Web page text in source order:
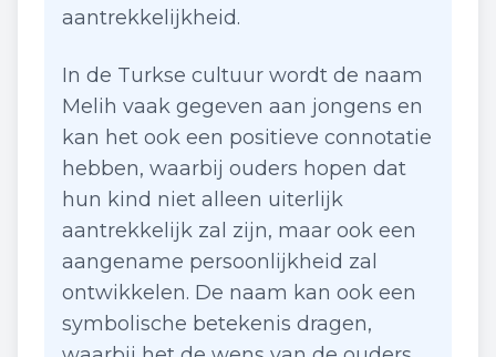
aantrekkelijkheid.
In de Turkse cultuur wordt de naam
Melih vaak gegeven aan jongens en
kan het ook een positieve connotatie
hebben, waarbij ouders hopen dat
hun kind niet alleen uiterlijk
aantrekkelijk zal zijn, maar ook een
aangename persoonlijkheid zal
ontwikkelen. De naam kan ook een
symbolische betekenis dragen,